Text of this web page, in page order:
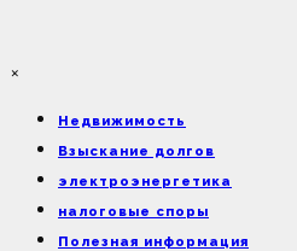
×
Недвижимость
Взыскание долгов
электроэнергетика
налоговые споры
Полезная информация